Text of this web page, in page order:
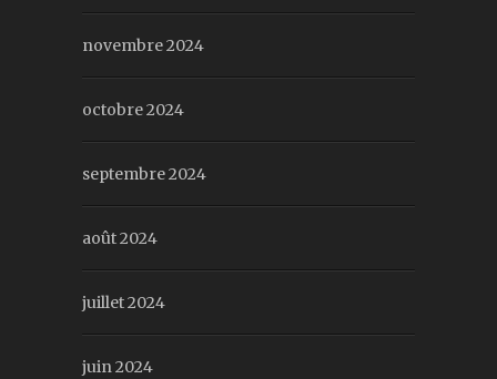
novembre 2024
octobre 2024
septembre 2024
août 2024
juillet 2024
juin 2024